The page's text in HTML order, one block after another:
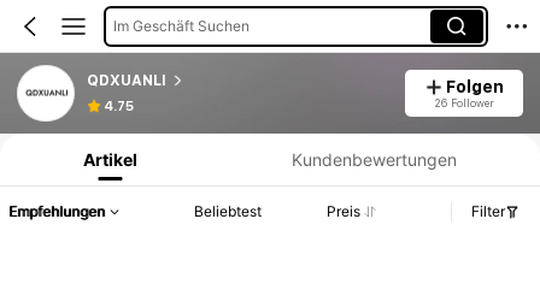
Im Geschäft Suchen
QDXUANLI
4.75
Folgen
26 Follower
Produktinformation: Preisangabe, Verkaufs- und Lagerbestandsdetails.
Artikel Kundenbewertungen
Empfehlungen Beliebtest Preis Filter